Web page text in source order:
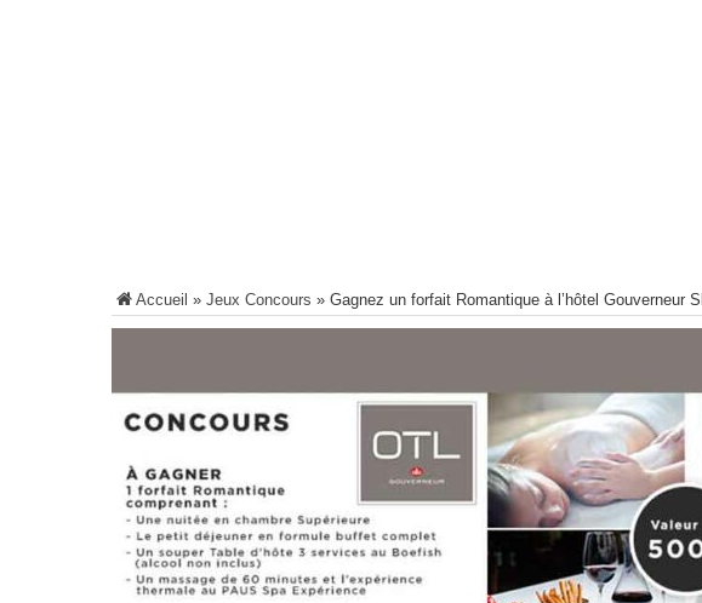
Accueil » Jeux Concours » Gagnez un forfait Romantique à l’hôtel Gouverneur